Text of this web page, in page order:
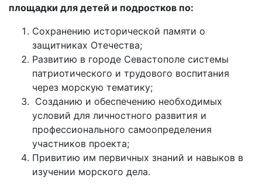
площадки для детей и подростков по:
Сохранению исторической памяти о
защитниках Отечества;
Развитию в городе Севастополе системы
патриотического и трудового воспитания
через морскую тематику;
Созданию и обеспечению необходимых
условий для личностного развития и
профессионального самоопределения
участников проекта;
Привитию им первичных знаний и навыков в
изучении морского дела.